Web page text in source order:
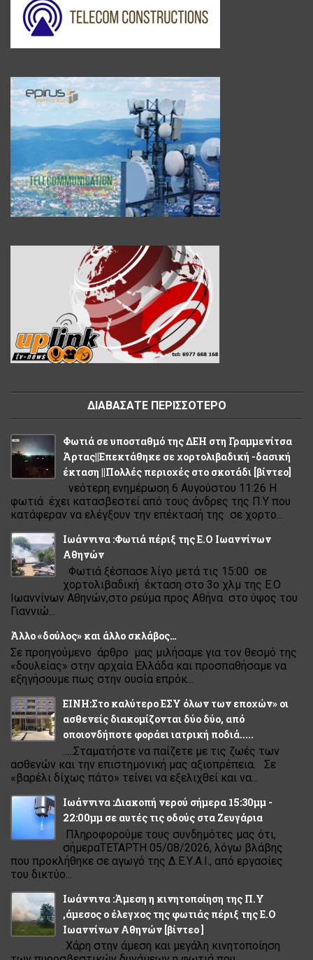
ΔΙΑΒΑΣΑΤΕ ΠΕΡΙΣΣΟΤΕΡΟ
Φωτιά σε υποσταθμό της ΔΕΗ στη Γραμμενίτσα
Άρτας||Επεκτάθηκε σε χορτολιβαδική -δασική
έκταση ||Πολλές περιοχές στο σκοτάδι [βίντεο]
νεότερη ενημέρωση 6 Αυγούστου 11:26 Η
φωτιά έχει κατασβεστεί από τους άνδρες της Π.Υ που
κατάφεραν να ελέγξουν την επέκτασή της σε χορτο...
Ιωάννινα :Φωτιά πέριξ της Ε.Ο Ιωαννίνων
Αθηνών
Φωτιά ξέσπασε λίγο μετά τις 15:00 σε
χορτολιβαδική έκταση στο 3ο χλμ της Ε.Ο
Ιωαννίνων Αθηνών,στο ρεύμα προς Αθήνα στο ύψος του
Γιαννιώ...
Άλλο «δούλος» και άλλο σκλάβος…
Σε προηγούμενο άρθρο μας μιλήσαμε για τον θεσμό της
«δουλείας» στην αρχαία Ελλάδα και προσπαθήσαμε να
εξηγήσουμε πως στην ουσία επρόκ...
ΕΙΝΗ:Στο καλύτερο ΕΣΥ όλων των εποχών» οι
ασθενείς διακομίζονται δύο δύο, από
οποιονδήποτε φοράει ιατρική ποδιά.....
.....Σταματήστε να παίζετε με τις ζωές των
ασθενών και την επιστημονική μας αξιοπρέπεια. Σε
«βαρέλι δίχως πάτο» τείνει να εξελιχθεί και να...
Ιωάννινα :Διακοπή νερού σήμερα 15:30μμ -
22:00μμ σε αυτές τις οδούς στα Ζευγάρια
Πληροφορούμε τους συνδημότες μας ότι,
σήμεραΤΕΤΑΡΤΗ 05/08/2026, λόγω βλάβης
που προκλήθηκε σε αγωγό της Δ.Ε.Υ.Α.Ι., από εργασίες
του δικτύο...
Ιωάννινα :Άμεση η κινητοποίηση της Π.Υ
,άμεσος ο έλεγχος της φωτιάς πέριξ της Ε.Ο
Ιωαννίνων Αθηνών [βίντεο ]
Χάρη στην άμεση και μεγάλη κινητοποίηση